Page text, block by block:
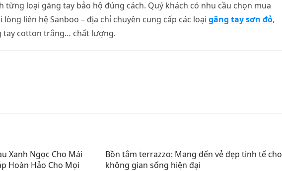
từng loại găng tay bảo hộ đúng cách. Quý khách có nhu cầu chọn mua
liên hệ Sanboo – địa chỉ chuyên cung cấp các loại găng tay sơn đỏ,
tay cotton trắng… chất lượng.
Xanh Ngọc Cho Mái
Hoàn Hảo Cho Mọi
Bồn tắm terrazzo: Mang đến vẻ đẹp tinh tế cho
không gian sống hiện đại